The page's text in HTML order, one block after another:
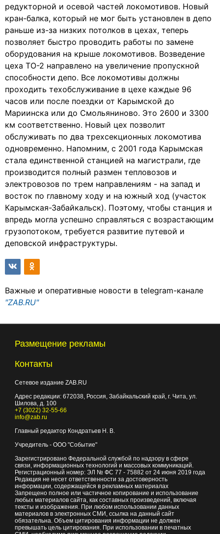
редукторной и осевой частей локомотивов. Новый
кран-балка, который не мог быть установлен в депо
раньше из-за низких потолков в цехах, теперь
позволяет быстро проводить работы по замене
оборудования на крыше локомотивов. Возведение
цеха ТО-2 направлено на увеличение пропускной
способности депо. Все локомотивы должны
проходить техобслуживание в цехе каждые 96
часов или после поездки от Карымской до
Мариинска или до Смольяниново. Это 2600 и 3300
км соответственно. Новый цех позволит
обслуживать по два трехсекционных локомотива
одновременно. Напомним, с 2001 года Карымская
стала единственной станцией на магистрали, где
производится полный размен тепловозов и
электровозов по трем направлениям - на запад и
восток по главному ходу и на южный ход (участок
Карымская-Забайкальск). Поэтому, чтобы станция и
впредь могла успешно справляться с возрастающим
грузопотоком, требуется развитие путевой и
деповской инфраструктуры.
Важные и оперативные новости в telegram-канале
"ZAB.RU"
Размещение рекламы
Контакты
Сетевое издание ZAB.RU
Адрес редакции: 672038, Россия, Забайкальский край, г. Чита, ул.
Шилова, д. 100
+7 (3022) 32-55-66
info@zab.ru
Главный редактор Кондратьев Н. В.
Учредитель - ООО "Событие"
Зарегистрировано Федеральной службой по надзору в сфере
связи, информационных технологий и массовых коммуникаций.
Регистрационный номер: ЭЛ № ФС 77 - 75882 от 24 июня 2019 года
Редакция не несет ответственности за достоверность
информации, содержащейся в рекламных материалах
Запрещено полное или частичное копирование и использование
любых материалов сайта, как составных произведений, включая
тексты и изображения. При любом использовании данных
материалов в электронных СМИ, ссылка на данный сайт
обязательна. Объем цитирования информации не должен
превышать цель цитирования. При использовании в печатных